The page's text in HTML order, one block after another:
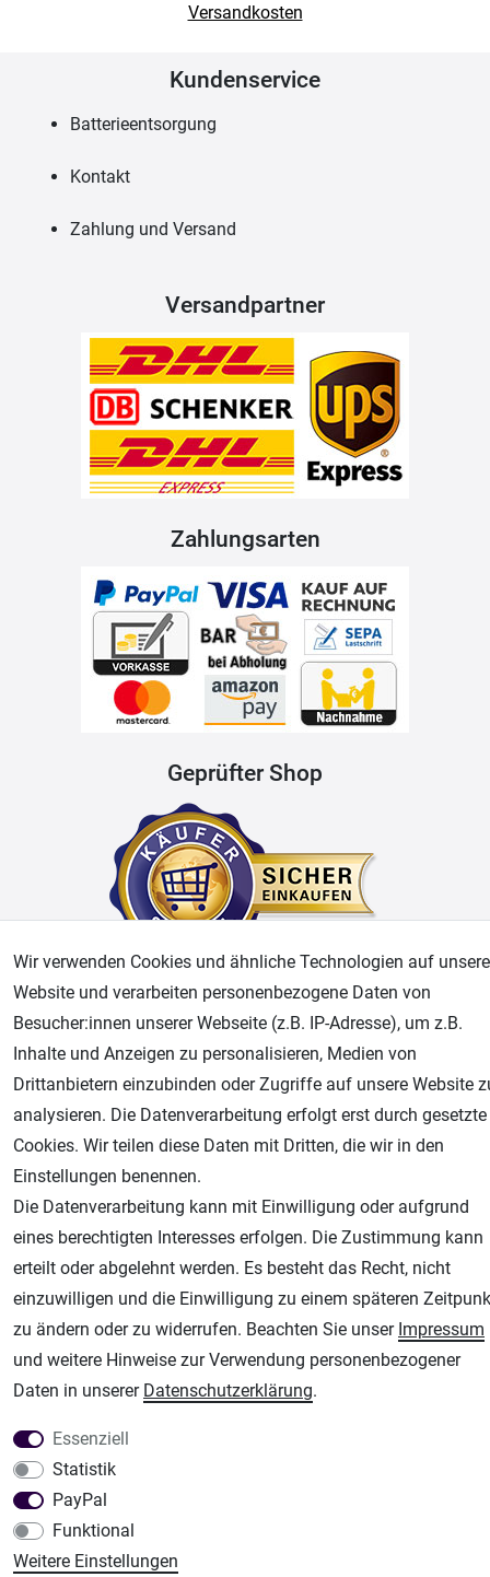
Versandkosten
Kundenservice
Batterieentsorgung
Kontakt
Zahlung und Versand
Versandpartner
Zahlungsarten
Geprüfter Shop
AGB Widerrufsrecht Datenschutz Impressum
Unsere weiteren Shops:
Airbrush-City
Fachhandel für: Airbrushpistolen, Kompressoren, Airbrushfarben
Modellbau-City
Modellbau Shop
Plotter-City
Schneideplotter, Transferpressen, Siebdruck und Plotterfolien
Im Shop Kaufen
Küchen Zubehör - Haus/Garten - Tierbedarf
Wir verwenden Cookies und ähnliche Technologien auf
Website und verarbeiten personenbezogene Daten von
Besucher:innen unserer Webseite (z.B. IP-Adresse), um z.B.
Inhalte und Anzeigen zu personalisieren, Medien von
Drittanbietern einzubinden oder Zugriffe auf unsere Website
analysieren. Die Datenverarbeitung erfolgt erst durch gesetzte
Cookies. Wir teilen diese Daten mit Dritten, die wir in den
Einstellungen benennen.
Die Datenverarbeitung kann mit Einwilligung oder aufgrund
eines berechtigten Interesses erfolgen. Die Zustimmung kann
erteilt oder abgelehnt werden. Es besteht das Recht, nicht
einzuwilligen und die Einwilligung zu einem späteren
zu ändern oder zu widerrufen. Beachten Sie unser Impressum
und weitere Hinweise zur Verwendung personenbezogener
Daten in unserer Daten­schutz­erklärung.
Essenziell
Statistik
PayPal
Funktional
Weitere Einstellungen